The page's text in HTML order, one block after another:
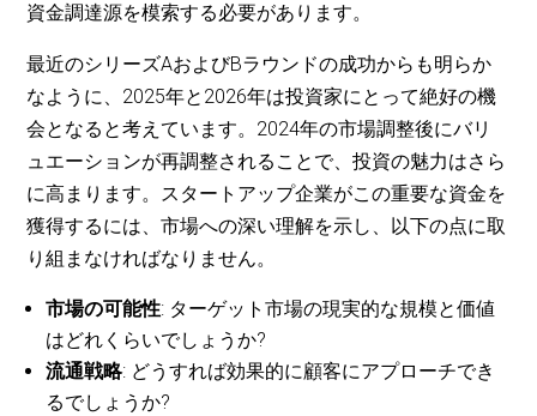
資金調達源を模索する必要があります。
最近のシリーズAおよびBラウンドの成功からも明らか
なように、2025年と2026年は投資家にとって絶好の機
会となると考えています。2024年の市場調整後にバリ
ュエーションが再調整されることで、投資の魅力はさら
に高まります。スタートアップ企業がこの重要な資金を
獲得するには、市場への深い理解を示し、以下の点に取
り組まなければなりません。
市場の可能性: ターゲット市場の現実的な規模と価値
はどれくらいでしょうか?
流通戦略: どうすれば効果的に顧客にアプローチでき
るでしょうか?